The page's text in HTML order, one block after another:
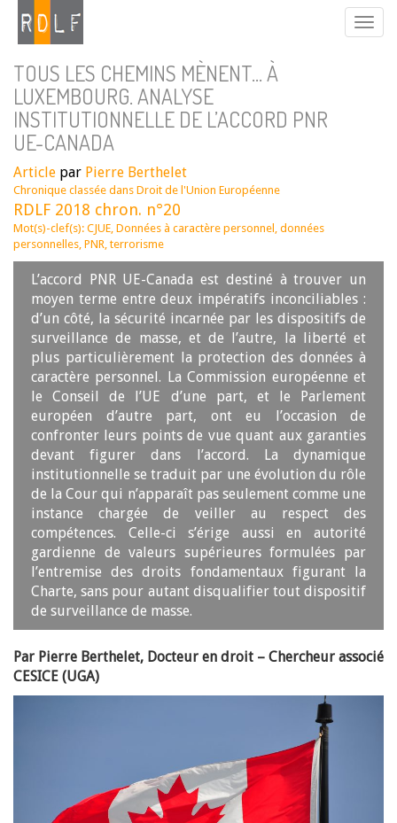
TOUS LES CHEMINS MÈNENT… À
LUXEMBOURG. ANALYSE
INSTITUTIONNELLE DE L’ACCORD PNR
UE-CANADA
Article par Pierre Berthelet
Chronique classée dans Droit de l'Union Européenne
RDLF 2018 chron. n°20
Mot(s)-clef(s): CJUE, Données à caractère personnel , données
personnelles, PNR,terrorisme
L’accord PNR UE-Canada est destiné à trouver un
moyen terme entre deux impératifs inconciliables :
d’un côté, la sécurité incarnée par les dispositifs de
surveillance de masse, et de l’autre, la liberté et
plus particulièrement la protection des données à
caractère personnel. La Commission européenne et
le Conseil de l’UE d’une part, et le Parlement
européen d’autre part, ont eu l’occasion de
confronter leurs points de vue quant aux garanties
devant figurer dans l’accord. La dynamique
institutionnelle se traduit par une évolution du rôle
de la Cour qui n’apparaît pas seulement comme une
instance chargée de veiller au respect des
compétences. Celle-ci s’érige aussi en autorité
gardienne de valeurs supérieures formulées par
l’entremise des droits fondamentaux figurant la
Charte, sans pour autant disqualifier tout dispositif
de surveillance de masse.
Par Pierre Berthelet, Docteur en droit – Chercheur associé
CESICE (UGA)